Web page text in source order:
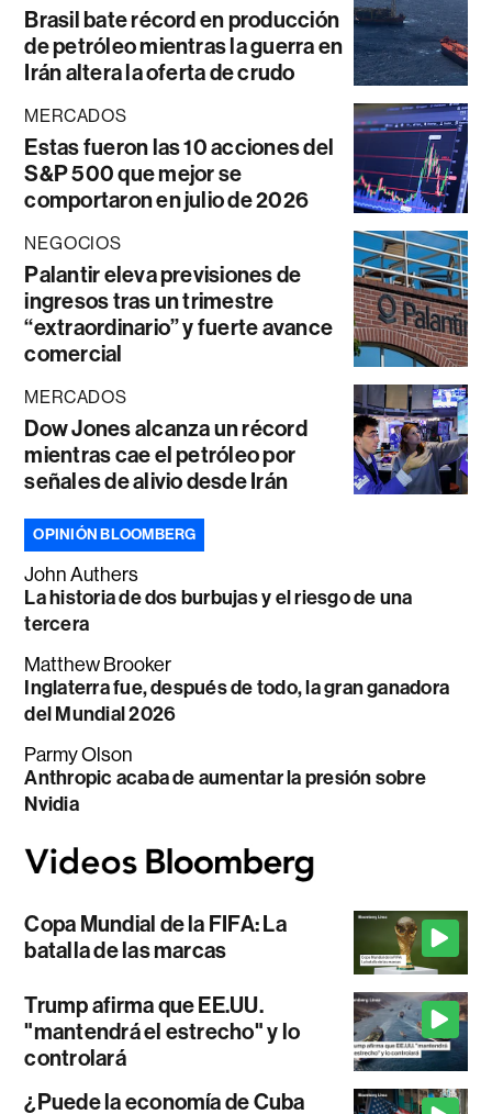
Brasil bate récord en producción
de petróleo mientras la guerra en
Irán altera la oferta de crudo
MERCADOS
Estas fueron las 10 acciones del
S&P 500 que mejor se
comportaron en julio de 2026
NEGOCIOS
Palantir eleva previsiones de
ingresos tras un trimestre
“extraordinario” y fuerte avance
comercial
MERCADOS
Dow Jones alcanza un récord
mientras cae el petróleo por
señales de alivio desde Irán
OPINIÓN BLOOMBERG
John Authers
La historia de dos burbujas y el riesgo de una
tercera
Matthew Brooker
Inglaterra fue, después de todo, la gran ganadora
del Mundial 2026
Parmy Olson
Anthropic acaba de aumentar la presión sobre
Nvidia
Copa Mundial de la FIFA: La
batalla de las marcas
Trump afirma que EE.UU.
"mantendrá el estrecho" y lo
controlará
¿Puede la economía de Cuba